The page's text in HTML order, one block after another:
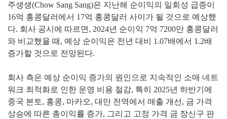
주생생(Chow Sang Sang)은 지난해 순이익의 일회성 급증이
16억 홍콩달러에서 17억 홍콩달러 사이가 될 것으로 예상했
다. 회사 공시에 따르면, 2024년 순이익 7억 7200만 홍콩달러
와 비교했을 때, 예상 순이익은 전년 대비 1.07배에서 1.2배
증가할 것으로 전망된다.
회사 측은 예상 순이익 증가의 원인으로 지속적인 소매 네트
워크 최적화로 인한 운영 비용 절감, 특히 2025년 하반기에
중국 본토, 홍콩, 마카오, 대만 전역에서 매출 개선, 금 가격
상승에 따른 총이익률 증가, 그리고 고정 가격 금 장신구 판